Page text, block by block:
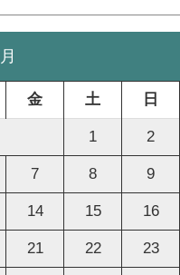
金 土 日
1 2
7 8 9
14 15 16
21 22 23